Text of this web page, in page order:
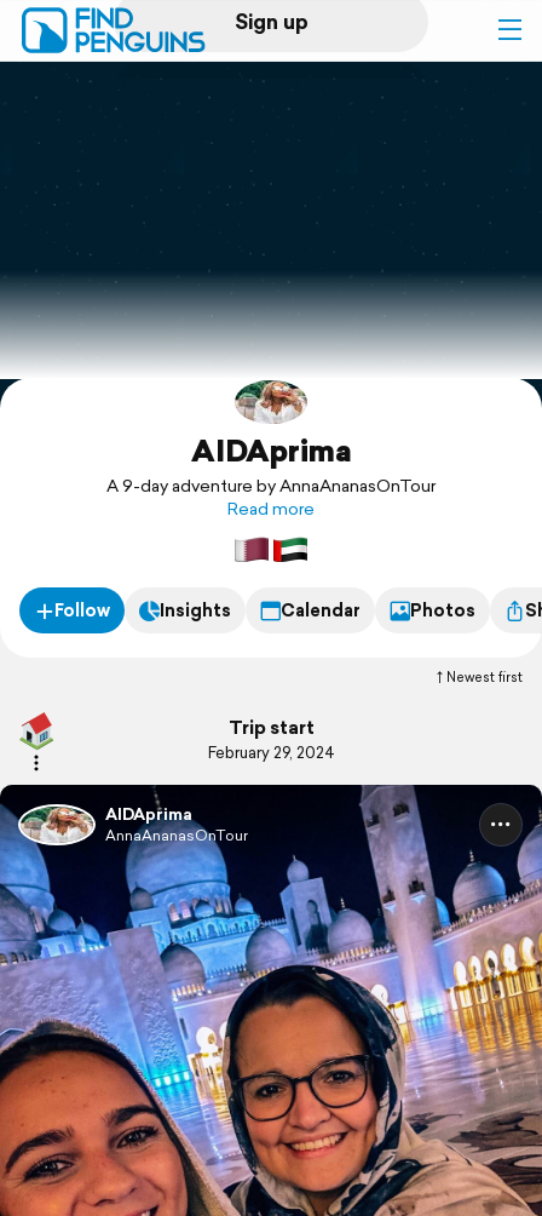
Sign up
Log in
Print a book
Flyover video
Explore
AIDAprima
A 9-day adventure by AnnaAnanasOnTour
Read more
Follow Insights Calendar Photos
Newest first
Trip start
February 29, 2024
AIDAprima
AnnaAnanasOnTour